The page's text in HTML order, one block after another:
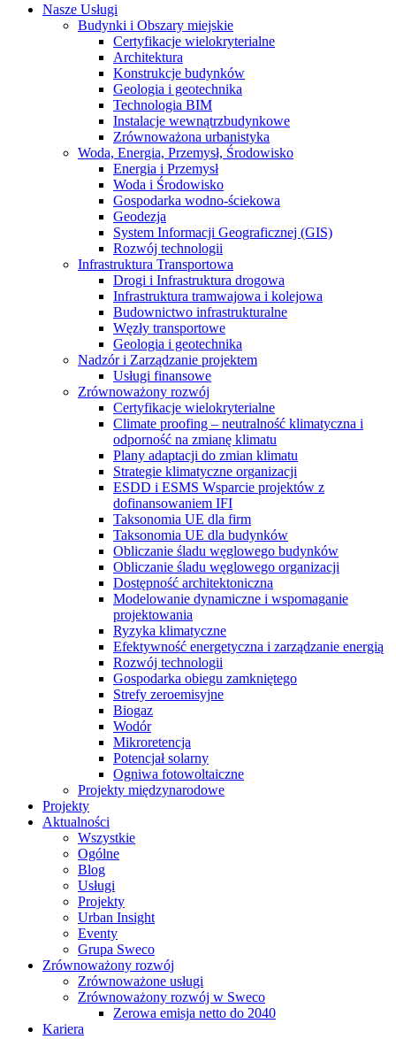
Nasze Usługi
Budynki i Obszary miejskie
Certyfikacje wielokryterialne
Architektura
Konstrukcje budynków
Geologia i geotechnika
Technologia BIM
Instalacje wewnątrzbudynkowe
Zrównoważona urbanistyka
Woda, Energia, Przemysł, Środowisko
Energia i Przemysł
Woda i Środowisko
Gospodarka wodno-ściekowa
Geodezja
System Informacji Geograficznej (GIS)
Rozwój technologii
Infrastruktura Transportowa
Drogi i Infrastruktura drogowa
Infrastruktura tramwajowa i kolejowa
Budownictwo infrastrukturalne
Węzły transportowe
Geologia i geotechnika
Nadzór i Zarządzanie projektem
Usługi finansowe
Zrównoważony rozwój
Certyfikacje wielokryterialne
Climate proofing – neutralność klimatyczna i
odporność na zmianę klimatu
Plany adaptacji do zmian klimatu
Strategie klimatyczne organizacji
ESDD i ESMS Wsparcie projektów z
dofinansowaniem IFI
Taksonomia UE dla firm
Taksonomia UE dla budynków
Obliczanie śladu węglowego budynków
Obliczanie śladu węglowego organizacji
Dostępność architektoniczna
Modelowanie dynamiczne i wspomaganie
projektowania
Ryzyka klimatyczne
Efektywność energetyczna i zarządzanie energią
Rozwój technologii
Gospodarka obiegu zamkniętego
Strefy zeroemisyjne
Biogaz
Wodór
Mikroretencja
Potencjał solarny
Ogniwa fotowoltaiczne
Projekty międzynarodowe
Projekty
Aktualności
Wszystkie
Ogólne
Blog
Usługi
Projekty
Urban Insight
Eventy
Grupa Sweco
Zrównoważony rozwój
Zrównoważone usługi
Zrównoważony rozwój w Sweco
Zerowa emisja netto do 2040
Kariera